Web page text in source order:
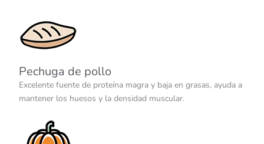
Pechuga de pollo
Excelente fuente de proteína magra y baja en grasas, ayuda a
mantener los huesos y la densidad muscular.